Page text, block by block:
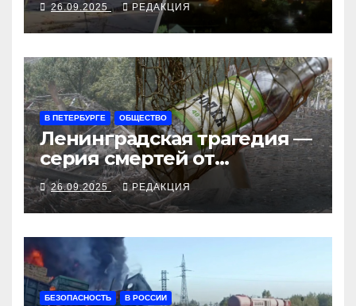
рубеж
26.09.2025 РЕДАКЦИЯ
В ПЕТЕРБУРГЕ ОБЩЕСТВО
Ленинградская трагедия —
серия смертей от
алкосуррогата
26.09.2025 РЕДАКЦИЯ
БЕЗОПАСНОСТЬ В РОССИИ